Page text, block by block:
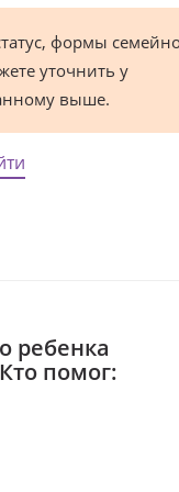
формы
уточнить у
выше.
ребенка
помог: